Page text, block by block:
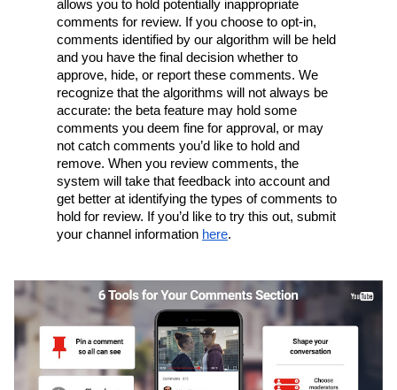
allows you to hold potentially inappropriate
comments for review. If you choose to opt-in,
comments identified by our algorithm will be held
and you have the final decision whether to
approve, hide, or report these comments. We
recognize that the algorithms will not always be
accurate: the beta feature may hold some
comments you deem fine for approval, or may
not catch comments you’d like to hold and
remove. When you review comments, the
system will take that feedback into account and
get better at identifying the types of comments to
hold for review. If you’d like to try this out, submit
your channel information here.